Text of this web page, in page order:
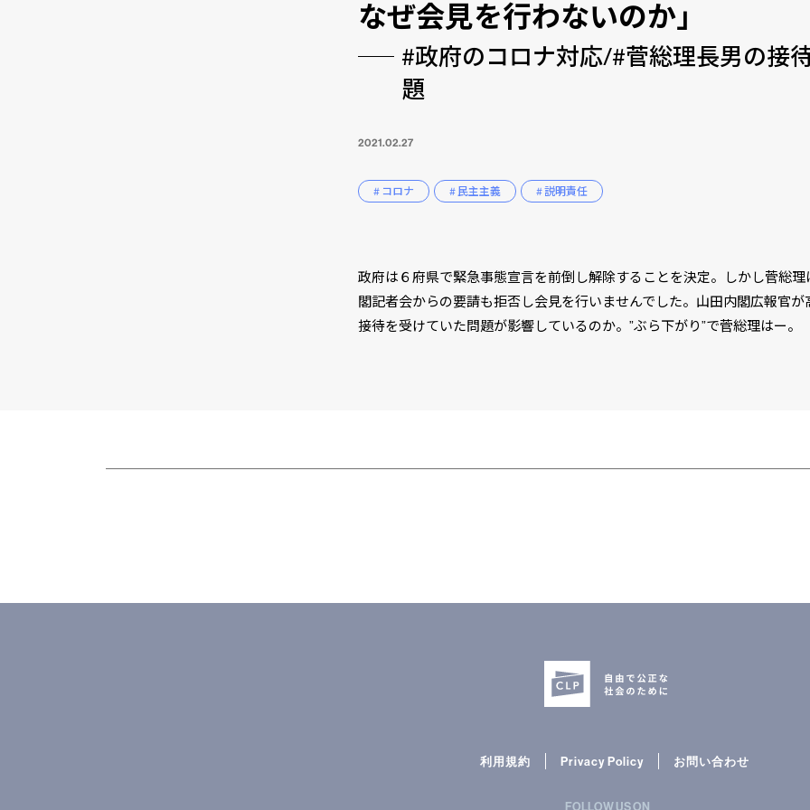
なぜ会見を行わないのか」
#政府のコロナ対応/#菅総理長男の接
題
2021.02.27
# コロナ # 民主主義 # 説明責任
政府は６府県で緊急事態宣言を前倒し解除することを決定。しかし菅総理
閣記者会からの要請も拒否し会見を行いませんでした。山田内閣広報官が
接待を受けていた問題が影響しているのか。”ぶら下がり”で菅総理はー。
利用規約 Privacy Policy お問い合わせ
FOLLOW US ON